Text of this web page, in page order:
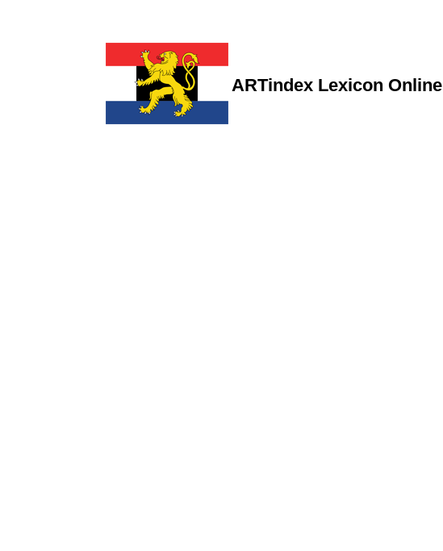
ARTindex Lexicon Online